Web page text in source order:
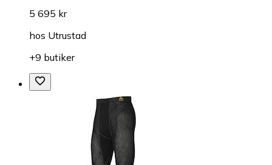
5 695 kr
hos Utrustad
+9 butiker